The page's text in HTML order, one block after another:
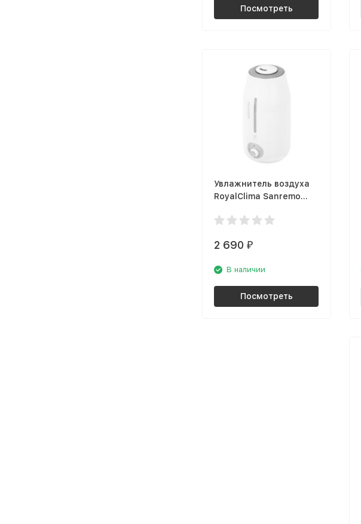
Посмотреть
Увлажнитель воздуха
RoyalClima Sanremo
SV
2 690 ₽
В наличии
Посмотреть